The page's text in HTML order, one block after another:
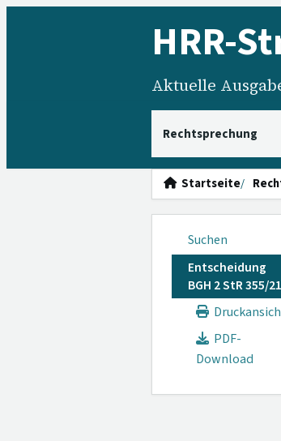
HRR-
Aktuelle
Startseite
Suchen
Entscheidung
BGH 2 StR 355/
PDF-
Download